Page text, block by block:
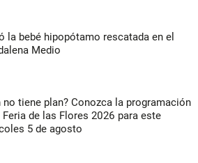
la bebé hipopótamo rescatada en el
Medio
no tiene plan? Conozca la programación
Feria de las Flores 2026 para este
5 de agosto